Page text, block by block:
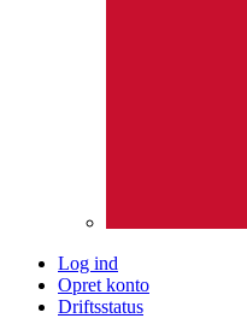
Log ind
Opret konto
Driftsstatus